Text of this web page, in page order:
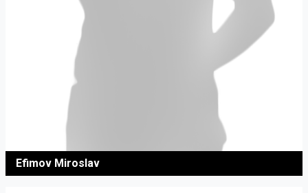
Efimov Miroslav